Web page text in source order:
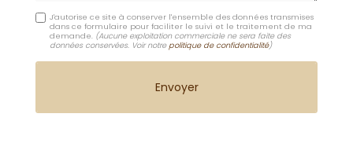
J'autorise ce site à conserver l'ensemble des données transmises
dans ce formulaire pour faciliter le suivi et le traitement de ma
demande. (Aucune exploitation commerciale ne sera faite des
données conservées. Voir notre politique de confidentialité)